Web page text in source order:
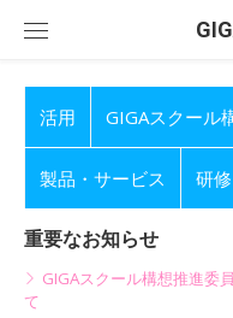
活用 GIGAスクール
製品・サービス 研修
重要なお知らせ
GIGAスクール構想推進委
て